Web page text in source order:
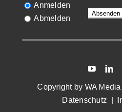
Anmelden
Abmelden
Copyright by WA Media
Datenschutz